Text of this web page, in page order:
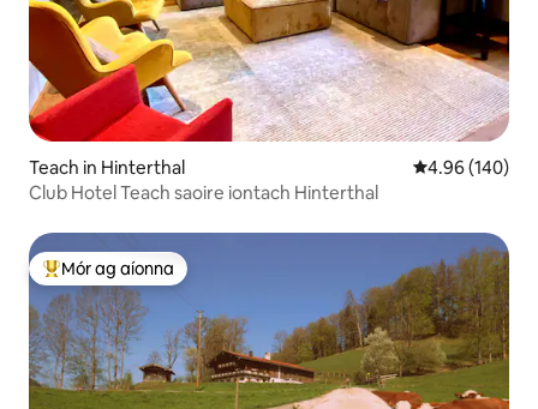
Teach in Hinterthal Meánrátáil
4.96 (140)
Club Hotel Teach saoire iontach Hinterthal
An-mhór ag aíonna
Mór ag aíonna